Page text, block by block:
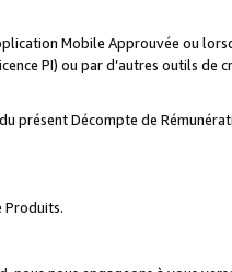
Mobile Approuvée ou
PI) ou par d’autres outils de
présent Décompte de
Produits.